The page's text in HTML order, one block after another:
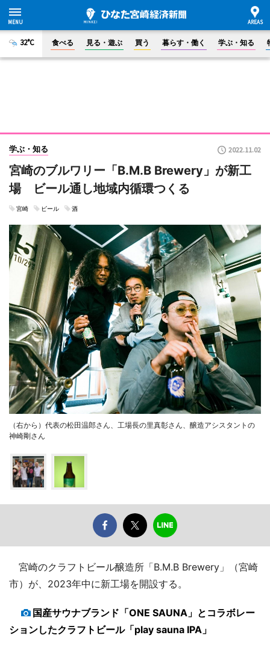
32°C 食べる 見る・遊ぶ 買う 暮らす・働く 学ぶ・知る
学ぶ・知る 2022.11.02
宮崎のブルワリー「B.M.B Brewery」が新工
場 ビール通し地域内循環つくる
宮崎 ビール 酒
（右から）代表の松田温郎さん、工場長の里真彰さん、醸造アシスタントの
神崎剛さん
宮崎のクラフトビール醸造所「B.M.B Brewery」（宮崎
市）が、2023年中に新工場を開設する。
国産サウナブランド「ONE SAUNA」とコラボレー
ションしたクラフトビール「play sauna IPA」